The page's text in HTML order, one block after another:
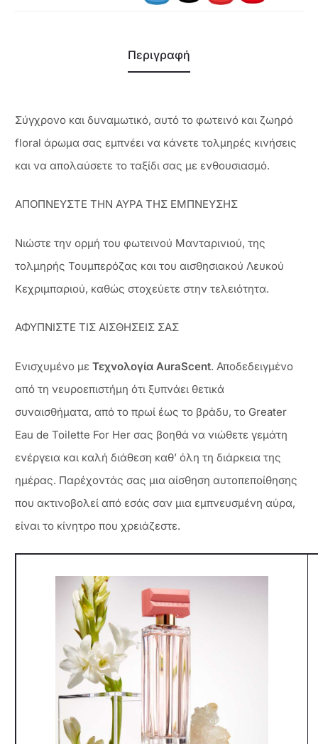
Περιγραφή
Σύγχρονο και δυναμωτικό, αυτό το φωτεινό και ζωηρό
floral άρωμα σας εμπνέει να κάνετε τολμηρές κινήσεις
και να απολαύσετε το ταξίδι σας με ενθουσιασμό.
ΑΠΟΠΝΕΥΣΤΕ ΤΗΝ ΑΥΡΑ ΤΗΣ ΕΜΠΝΕΥΣΗΣ
Νιώστε την ορμή του φωτεινού Μανταρινιού, της
τολμηρής Τουμπερόζας και του αισθησιακού Λευκού
Κεχριμπαριού, καθώς στοχεύετε στην τελειότητα.
ΑΦΥΠΝΙΣΤΕ ΤΙΣ ΑΙΣΘΗΣΕΙΣ ΣΑΣ
Ενισχυμένο με Τεχνολογία AuraScent. Αποδεδειγμένο
από τη νευροεπιστήμη ότι ξυπνάει θετικά
συναισθήματα, από το πρωί έως το βράδυ, το Greater
Eau de Toilette For Her σας βοηθά να νιώθετε γεμάτη
ενέργεια και καλή διάθεση καθ’ όλη τη διάρκεια της
ημέρας. Παρέχοντάς σας μια αίσθηση αυτοπεποίθησης
που ακτινοβολεί από εσάς σαν μια εμπνευσμένη αύρα,
είναι το κίνητρο που χρειάζεστε.